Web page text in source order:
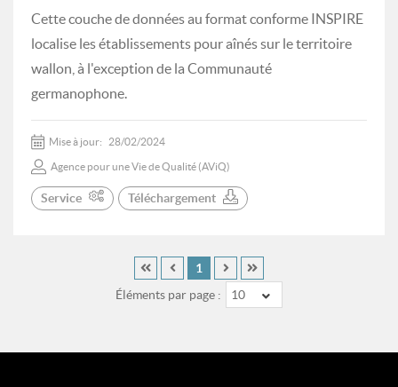
Cette couche de données au format conforme INSPIRE
localise les établissements pour aînés sur le territoire
wallon, à l'exception de la Communauté
germanophone.
Mise à jour: 28/02/2024
Agence pour une Vie de Qualité (AViQ)
Service Téléchargement
Éléments par page : 10
1